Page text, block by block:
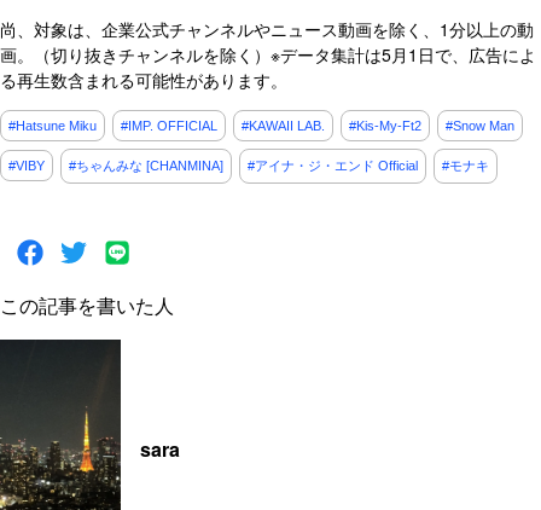
尚、対象は、企業公式チャンネルやニュース動画を除く、1分以上の動
画。（切り抜きチャンネルを除く）※データ集計は5月1日で、広告によ
る再生数含まれる可能性があります。
#Hatsune Miku #IMP. OFFICIAL #KAWAII LAB. #Kis-My-Ft2 #Snow Man
#VIBY #ちゃんみな [CHANMINA] #アイナ・ジ・エンド Official #モナキ
この記事を書いた人
sara